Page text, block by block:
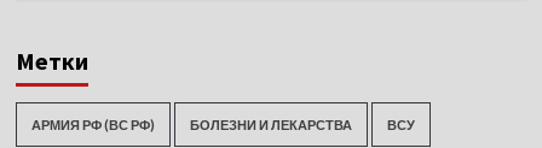
Метки
АРМИЯ РФ (ВС РФ) БОЛЕЗНИ И ЛЕКАРСТВА ВСУ